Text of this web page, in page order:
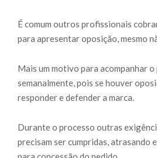
É comum outros profissionais
para apresentar oposição, mesmo
Mais um motivo para acompanhar o
semanalmente, pois se houver
responder e defender a marca.
Durante o processo outras
precisam ser cumpridas, atrasando